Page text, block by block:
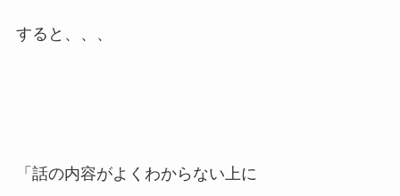
すると、、、
「話の内容がよくわからない上に